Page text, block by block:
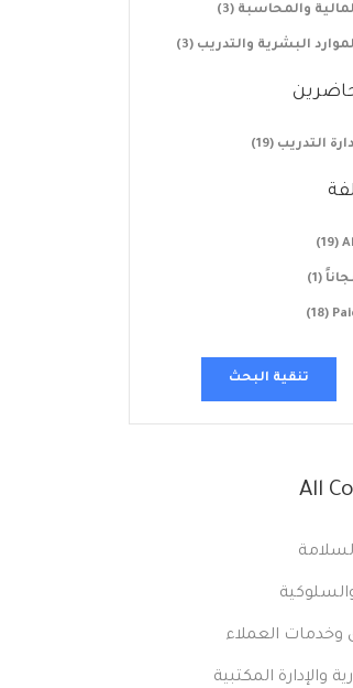
والمحاسبة (3)
البشرية والتدريب (3)
التدريب (19)
(19)
(1)
(18)
تنقية البحث
All
والسلوكية
وخدمات العملاء
والإدارة المكتبية